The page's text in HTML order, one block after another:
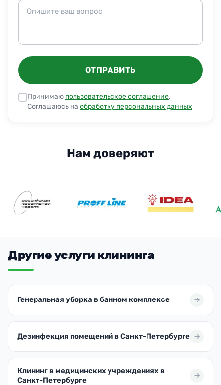
ОТПРАВИТЬ
Принимаю пользовательское соглашение.
Соглашаюсь на обработку персональных данных
Нам доверяют
Другие услуги клининга
Генеральная уборка в банном комплексе
Дезинфекция помещений в Санкт-Петербурге
Клининг в медицинских учреждениях в
Санкт-Петербурге